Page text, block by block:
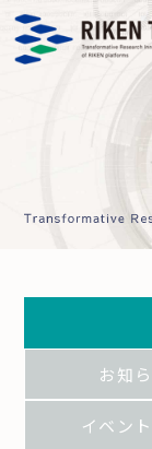
お知
イベン